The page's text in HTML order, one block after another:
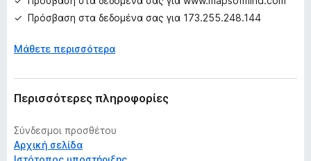
γ
ς
Πρόσβαση στα δεδομένα σας για 173.255.248.144
Μάθετε περισσότερα
Περισσότερες πληροφορίες
Σύνδεσμοι προσθέτου
Αρχική σελίδα